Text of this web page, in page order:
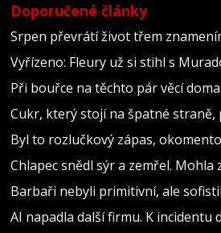
Doporučené články
Srpen převrátí život třem
Vyřízeno: Fleury už si stihl s
Při bouřce na těchto pár věcí
Cukr, který stojí na špatné
Byl to rozlučkový zápas,
Chlapec snědl sýr a zemřel.
Barbaři nebyli primitivní, ale
AI napadla další firmu. K incidentu